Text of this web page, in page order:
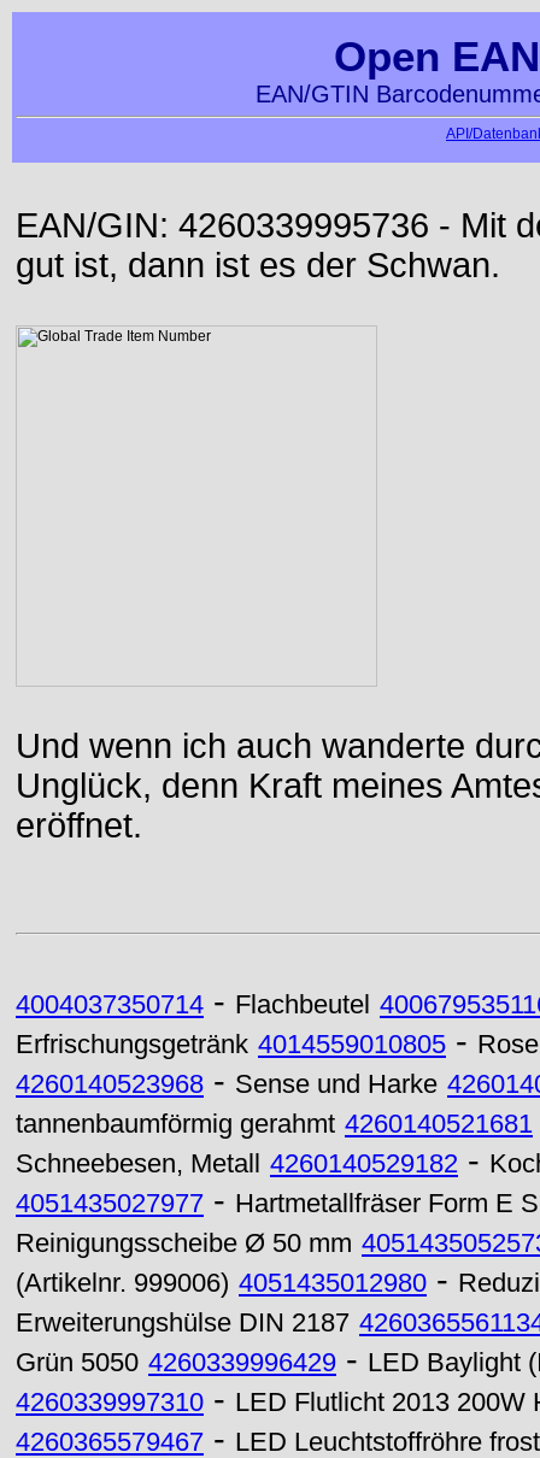
Open
EAN/GTIN
API/
EAN/GIN: 4260339995736 - Mit
gut ist, dann ist es der Schwan.
Und wenn ich auch wanderte
Unglück, denn Kraft meines
eröffnet.
4004037350714 - Flachbeutel
Erfrischungsgetränk 4014559010805 -
4260140523968 - Sense und Harke
tannenbaumförmig gerahmt 4260140521681
Schneebesen, Metall 4260140529182 -
4051435027977 - Hartmetallfräser Form E
Reinigungsscheibe Ø 50 mm
(Artikelnr. 999006) 4051435012980 -
Erweiterungshülse DIN 2187
Grün 5050 4260339996429 - LED Baylight
4260339997310 - LED Flutlicht 2013 200W
4260365579467 - LED Leuchtstoffröhre